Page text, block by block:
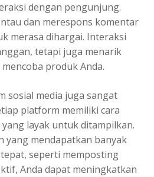
dengan pengunjung.
dan merespons komentar
merasa dihargai. Interaksi
tetapi juga menarik
produk Anda.
sosial media juga sangat
platform memiliki cara
layak untuk ditampilkan.
yang mendapatkan banyak
seperti memposting
Anda dapat meningkatkan